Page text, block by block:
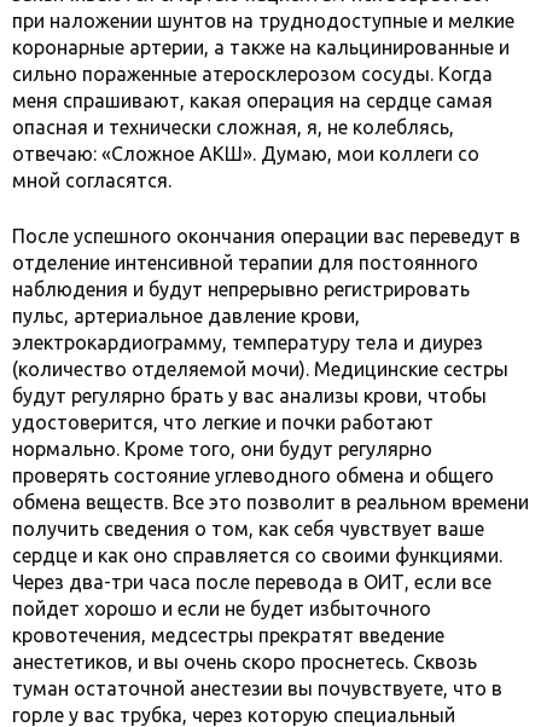
при наложении шунтов на труднодоступные и мелкие
коронарные артерии, а также на кальцинированные и
сильно пораженные атеросклерозом сосуды. Когда
меня спрашивают, какая операция на сердце самая
опасная и технически сложная, я, не колеблясь,
отвечаю: «Сложное АКШ». Думаю, мои коллеги со
мной согласятся.
После успешного окончания операции вас переведут в
отделение интенсивной терапии для постоянного
наблюдения и будут непрерывно регистрировать
пульс, артериальное давление крови,
электрокардиограмму, температуру тела и диурез
(количество отделяемой мочи). Медицинские сестры
будут регулярно брать у вас анализы крови, чтобы
удостоверится, что легкие и почки работают
нормально. Кроме того, они будут регулярно
проверять состояние углеводного обмена и общего
обмена веществ. Все это позволит в реальном времени
получить сведения о том, как себя чувствует ваше
сердце и как оно справляется со своими функциями.
Через два-три часа после перевода в ОИТ, если все
пойдет хорошо и если не будет избыточного
кровотечения, медсестры прекратят введение
анестетиков, и вы очень скоро проснетесь. Сквозь
туман остаточной анестезии вы почувствуете, что в
горле у вас трубка, через которую специальный